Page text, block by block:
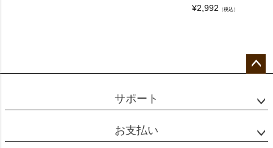
¥2,992 （税込）
ップ
サポート
お支払い